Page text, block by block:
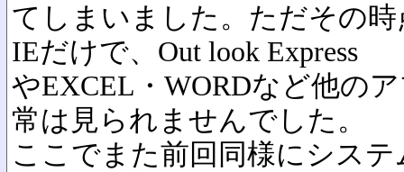
てしまいました。ただその
IEだけで、Out look Express
やEXCEL・WORDなど他の
常は見られませんでした。
ここでまた前回同様にシス